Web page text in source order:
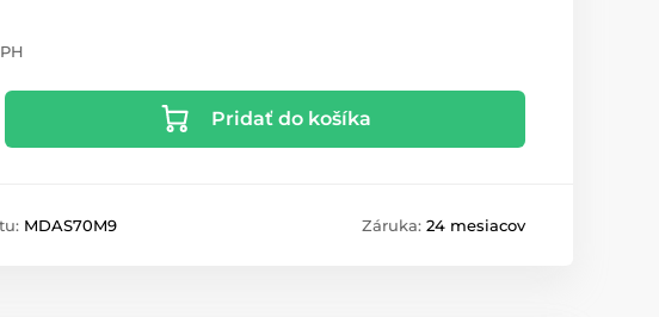
Pridať do košíka
MDAS70M9 Záruka: 24 mesiacov